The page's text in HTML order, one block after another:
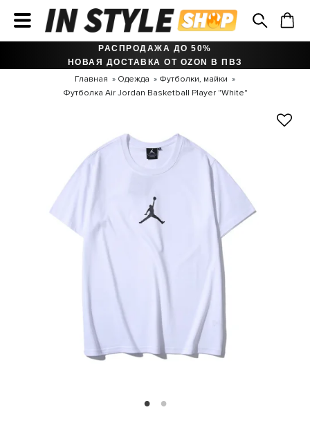
РАСПРОДАЖА ДО 50%
НОВАЯ ДОСТАВКА ОТ OZON В ПВЗ
Главная Одежда
Футболки, майки
Футболка Air Jordan Basketball Player "White"